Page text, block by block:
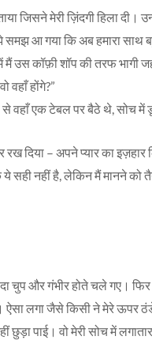
जिसने मेरी ज़िंदगी हिला
समझ आ गया कि अब हमारा साथ
मैं उस कॉफ़ी शॉप की तरफ भागी
वहाँ होंगे?”
वहाँ एक टेबल पर बैठे थे, सोच में
दिया – अपने प्यार का इज़हार
सही नहीं है, लेकिन मैं मानने को
चुप और गंभीर होते चले गए।
लगा जैसे किसी ने मेरे ऊपर ठंडे
छुड़ा पाई। वो मेरी सोच में